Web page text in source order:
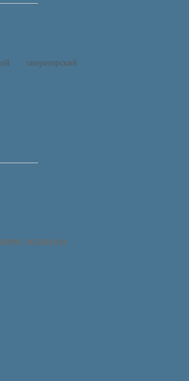
эскизам